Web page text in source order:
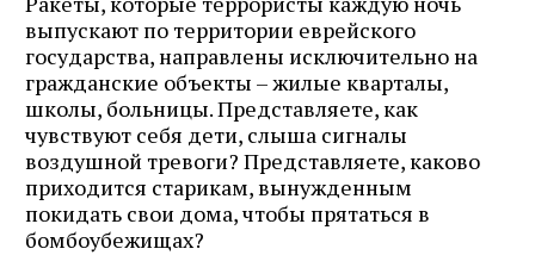
выпускают по территории еврейского
государства, направлены исключительно на
гражданские объекты – жилые кварталы,
школы, больницы. Представляете, как
чувствуют себя дети, слыша сигналы
воздушной тревоги? Представляете, каково
приходится старикам, вынужденным
покидать свои дома, чтобы прятаться в
бомбоубежищах?